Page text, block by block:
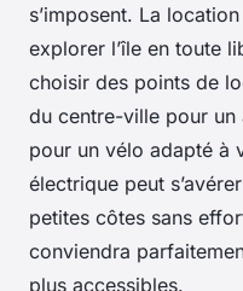
s’imposent. La
explorer l’île en toute
choisir des points de
du centre-ville pour
pour un vélo adapté à
électrique peut
petites côtes sans
conviendra
plus accessibles.